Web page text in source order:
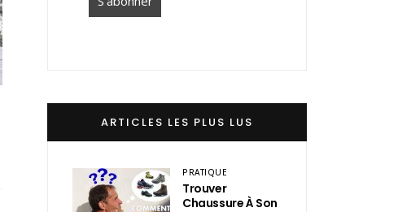
ARTICLES LES PLUS LUS
PRATIQUE
Trouver
Chaussure À Son